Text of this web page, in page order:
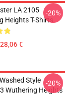
LA 2105
Heights T-Shirts
€
-20%
Style
Wuthering Heights
-20%